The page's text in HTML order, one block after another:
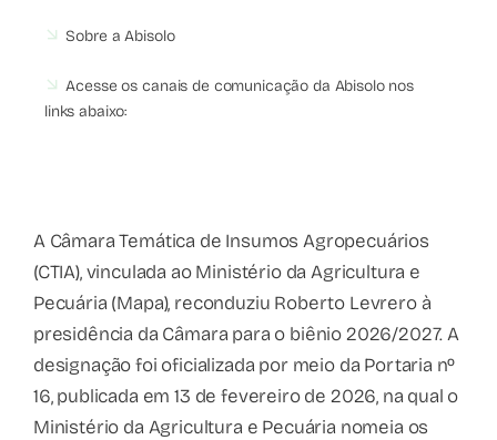
Sobre a Abisolo
Acesse os canais de comunicação da Abisolo nos
links abaixo:
A Câmara Temática de Insumos Agropecuários
(CTIA), vinculada ao Ministério da Agricultura e
Pecuária (Mapa), reconduziu Roberto Levrero à
presidência da Câmara para o biênio 2026/2027. A
designação foi oficializada por meio da Portaria nº
16, publicada em 13 de fevereiro de 2026, na qual o
Ministério da Agricultura e Pecuária nomeia os